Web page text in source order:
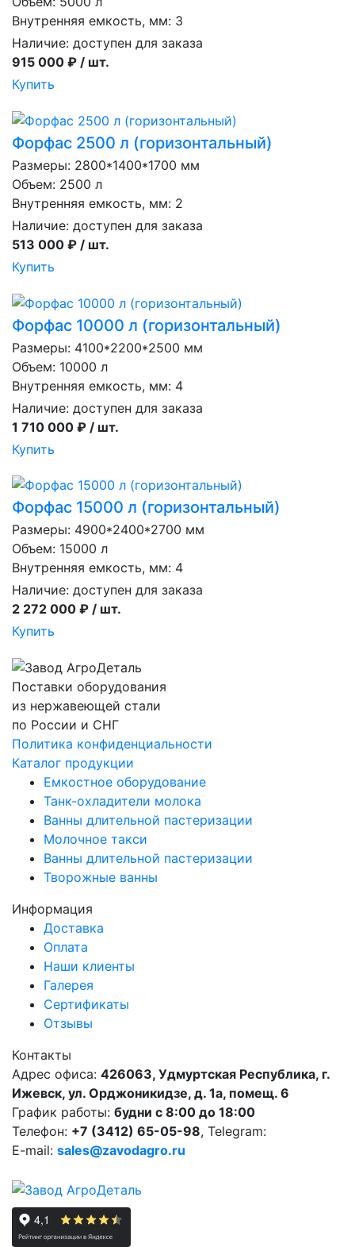
Внутренняя емкость, мм: 3
Наличие: доступен для заказа
915 000 ₽ / шт.
Купить
Форфас 2500 л (горизонтальный)
Размеры: 2800*1400*1700 мм
Объем: 2500 л
Внутренняя емкость, мм: 2
Наличие: доступен для заказа
513 000 ₽ / шт.
Купить
Форфас 10000 л (горизонтальный)
Размеры: 4100*2200*2500 мм
Объем: 10000 л
Внутренняя емкость, мм: 4
Наличие: доступен для заказа
1 710 000 ₽ / шт.
Купить
Форфас 15000 л (горизонтальный)
Размеры: 4900*2400*2700 мм
Объем: 15000 л
Внутренняя емкость, мм: 4
Наличие: доступен для заказа
2 272 000 ₽ / шт.
Купить
Поставки оборудования
из нержавеющей стали
по России и СНГ
Политика конфиденциальности
Каталог продукции
Емкостное оборудование
Танк-охладители молока
Ванны длительной пастеризации
Молочное такси
Ванны длительной пастеризации
Творожные ванны
Информация
Доставка
Оплата
Наши клиенты
Галерея
Сертификаты
Отзывы
Контакты
Адрес офиса: 426063, Удмуртская Республика, г.
Ижевск, ул. Орджоникидзе, д. 1а, помещ. 6
График работы: будни с 8:00 до 18:00
Телефон: +7 (3412) 65-05-98, Telegram:
E-mail: sales@zavodagro.ru